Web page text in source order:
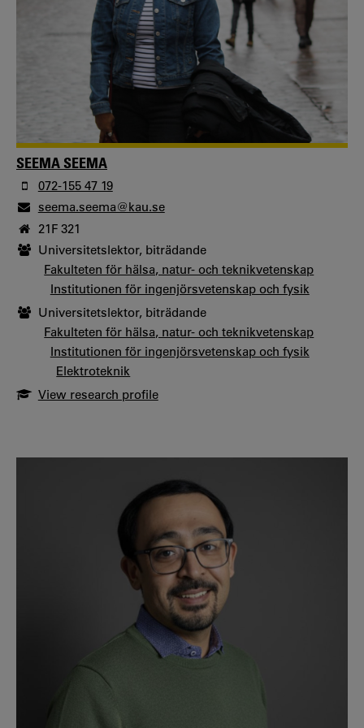
SEEMA SEEMA
072-155 47 19
seema.seema@kau.se
21F 321
Universitetslektor, biträdande
Fakulteten för hälsa, natur- och teknikvetenskap
Institutionen för ingenjörsvetenskap och fysik
Universitetslektor, biträdande
Fakulteten för hälsa, natur- och teknikvetenskap
Institutionen för ingenjörsvetenskap och fysik
Elektroteknik
View research profile